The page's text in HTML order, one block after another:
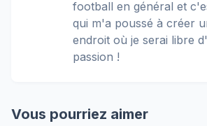
football en général et
qui m'a poussé à créer
endroit où je serai libre
passion !
Vous pourriez aimer